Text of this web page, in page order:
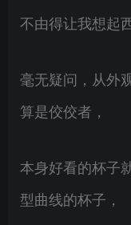
不由得让我想
毫无疑问，从外
算是佼佼者，
本身好看的杯子
型曲线的杯子，